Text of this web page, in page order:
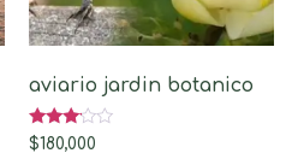
aviario jardin botanico
Valorado
con
$180,000